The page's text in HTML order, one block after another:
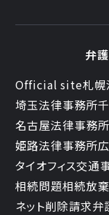
弁
Official site札
埼玉法律事務所
名古屋法律事務所
姫路法律事務所
タイオフィス交通
相続問題相続放棄
ネット削除請求弁